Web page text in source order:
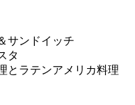
サンドイッチ
タ
とラテンアメリカ料理